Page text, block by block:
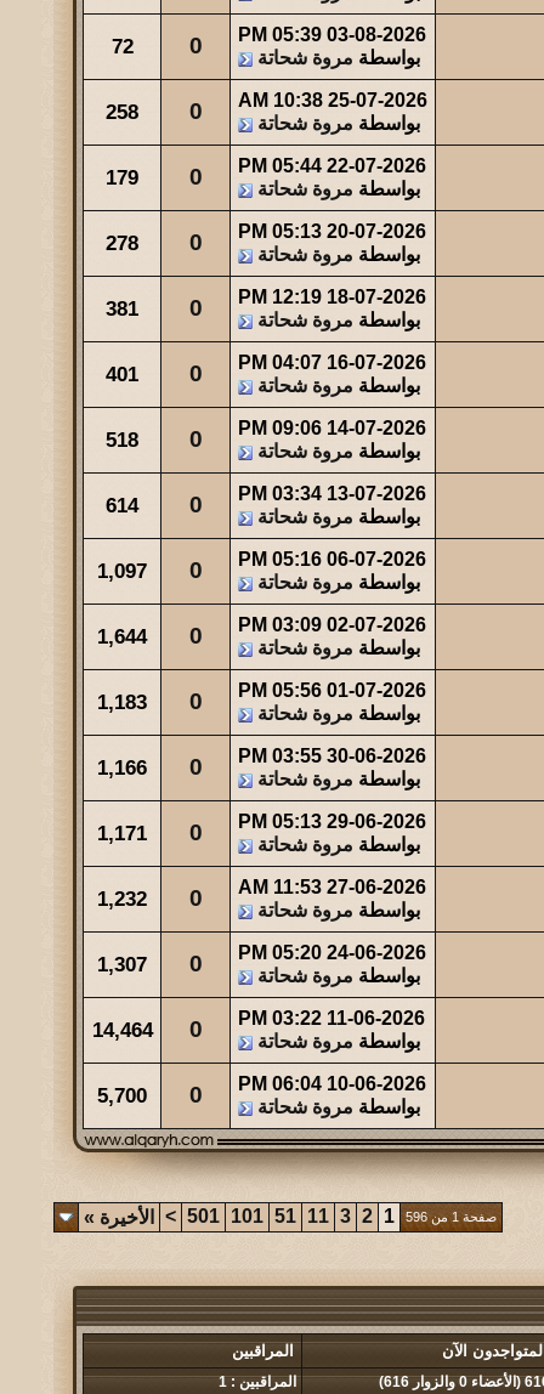
المشاهدات آخر مشاركة
34435 آخر رد:
المشاهدات آخر مشاركة
49
44018 آخر رد:والله حالة ...
المشاهدات آخر مشاركة
47543 آخر رد:عبدالله بن مفرح
03-08-2026
05:39 PM
بواسطة مروة شحاتة 0
72
25-07-2026
10:38 AM
بواسطة مروة شحاتة 0
258
22-07-2026
05:44 PM
بواسطة مروة شحاتة 0
179
20-07-2026
05:13 PM
بواسطة مروة شحاتة 0
278
18-07-2026
12:19 PM
بواسطة مروة شحاتة 0
381
16-07-2026
04:07 PM
بواسطة مروة شحاتة 0
401
14-07-2026
09:06 PM
بواسطة مروة شحاتة 0
518
13-07-2026
03:34 PM
بواسطة مروة شحاتة 0
614
06-07-2026
05:16 PM
بواسطة مروة شحاتة 0
1,097
02-07-2026
03:09 PM
بواسطة مروة شحاتة 0
1,644
01-07-2026
05:56 PM
بواسطة مروة شحاتة 0
1,183
30-06-2026
03:55 PM
بواسطة مروة شحاتة 0
1,166
29-06-2026
05:13 PM
بواسطة مروة شحاتة 0
1,171
27-06-2026
11:53 AM
بواسطة مروة شحاتة 0
1,232
24-06-2026
05:20 PM
بواسطة مروة شحاتة 0
1,307
11-06-2026
03:22 PM
بواسطة مروة شحاتة 0
14,464
10-06-2026
06:04 PM
بواسطة مروة شحاتة 0
5,700
صفحة 1 من 596 1
2
3
11
51
101
501
> الأخيرة »
الآن المراقبين
0 والزوار 616) المراقبين : 1